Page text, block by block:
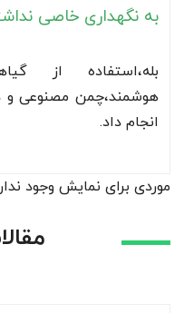
به نگهداری خاصی
بله،استفاده از
هوشمند،چمن مصنوعی و
انجام داد.
موردی برای نمایش وجود